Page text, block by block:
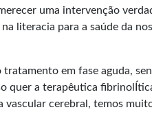
uma intervenção
literacia para a saúde da
em fase aguda,
quer a terapêutica
vascular cerebral, temos